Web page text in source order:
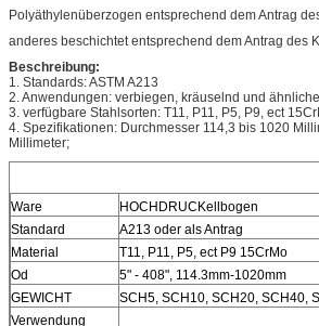
Polyäthylenüberzogen entsprechend dem Antrag
anderes beschichtet entsprechend dem Antrag des
Beschreibung:
1. Standards: ASTM A213
2. Anwendungen: verbiegen, kräuselnd und
3. verfügbare Stahlsorten: T11, P11, P5, P9, ect
4. Spezifikationen: Durchmesser 114,3 bis 1020
Millimeter;
Ware
HOCHDRUCKellbogen
Standard
A213 oder als Antrag
Material
T11, P11, P5, ect P9 15CrMo
Od
5" - 408", 114.3mm-1020mm
GEWICHT
SCH5, SCH10, SCH20, SCH40,
Verwendung